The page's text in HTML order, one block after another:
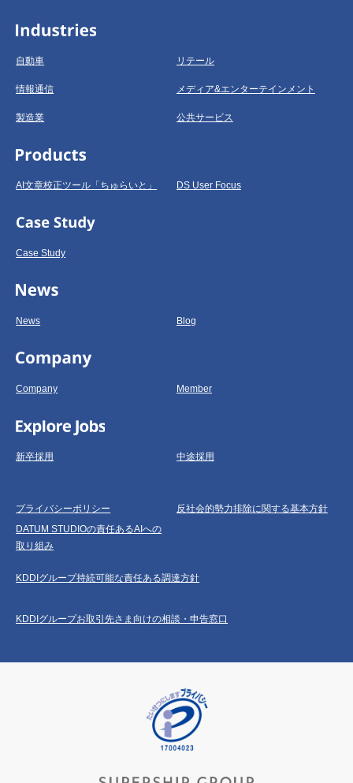
自動車 リテール
情報通信 メディア&エンターテインメント
製造業 公共サービス
AI文章校正ツール「ちゅらいと」 DS User Focus
Case Study
News Blog
Company Member
新卒採用 中途採用
プライバシーポリシー
反社会的勢力排除に関する基本方針
DATUM STUDIOの責任あるAIへの
取り組み
KDDIグループ持続可能な責任ある調達方針
KDDIグループお取引先さま向けの相談・申告窓口